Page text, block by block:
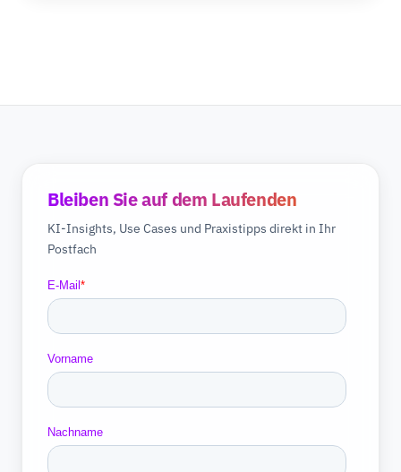
Bleiben Sie auf dem Laufenden
KI-Insights, Use Cases und Praxistipps direkt in Ihr
Postfach